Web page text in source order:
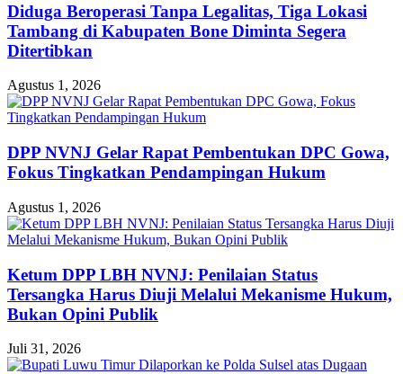
Diduga Beroperasi Tanpa Legalitas, Tiga Lokasi
Tambang di Kabupaten Bone Diminta Segera
Ditertibkan
Agustus 1, 2026
DPP NVNJ Gelar Rapat Pembentukan DPC Gowa,
Fokus Tingkatkan Pendampingan Hukum
Agustus 1, 2026
Ketum DPP LBH NVNJ: Penilaian Status
Tersangka Harus Diuji Melalui Mekanisme Hukum,
Bukan Opini Publik
Juli 31, 2026